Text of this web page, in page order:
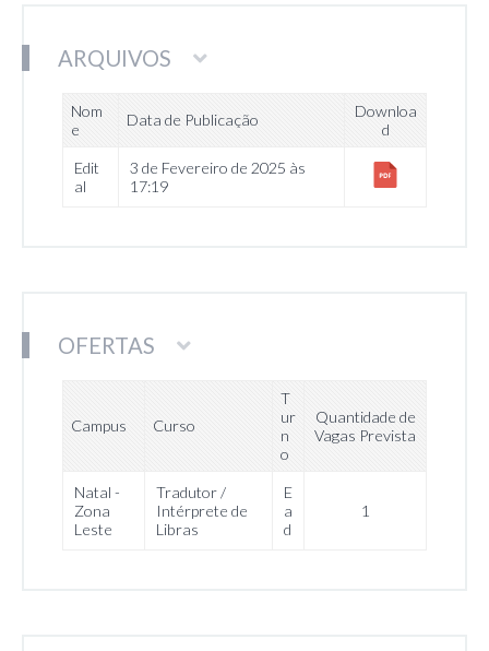
ARQUIVOS
Nom
e
Data de Publicação
Downloa
d
Edit
al
3 de Fevereiro de 2025 às
17:19
OFERTAS
Campus Curso
T
ur
n
o
Quantidade de
Vagas Prevista
Natal -
Zona
Leste
Tradutor /
Intérprete de
Libras
E
a
d
1